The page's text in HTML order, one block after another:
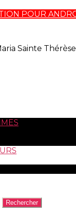
POUR
Sainte Thérèse